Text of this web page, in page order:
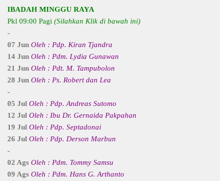
IBADAH MINGGU RAYA
Pkl 09:00 Pagi (Silahkan Klik di bawah ini)
-
07 Jun Oleh : Pdp. Kiran Tjandra
14 Jun Oleh : Pdm. Lydia Gunawan
21 Jun Oleh : Pdt. M. Tampubolon
28 Jun Oleh : Ps. Robert dan Lea
-
05 Jul Oleh : Pdp. Andreas Sutomo
12 Jul Oleh : Ibu Dr. Gernaida Pakpahan
19 Jul Oleh : Pdp. Septadonai
26 Jul Oleh : Pdp. Derson Marbun
-
02 Ags Oleh : Pdm. Tommy Samsu
09 Ags Oleh : Pdm. Hans G. Arthanto